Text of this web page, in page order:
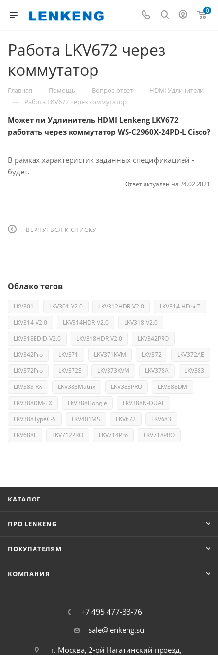
0
Работа LKV672 через
коммутатор
Главная — Помощь — Вопрос-ответ — HDMI Удлинители
— Работа LKV672 через коммутатор
Может ли Удлинитель HDMI Lenkeng LKV672
работать через коммутатор WS-C2960X-24PD-L Cisco?
В рамках характеристик заданных спецификацией -
будет.
Ответ актуален на 24.02.2021
ВЕРНУТЬСЯ К СПИСКУ
Облако тегов
LKV301 LKV301-V2.0 LKV312HDR-V2.0
LKV314-HDbitT
LKV314-V2.0
LKV314HDR-V2.0
LKV318-V2.0
LKV318EDID-V2.0
LKV318HDR-V2.0
LKV342PRO
LKV342Pro
LKV371 LKV371KVM LKV372
LKV372AE
LKV372Pro
LKV372S LKV373KVM LKV378A
LKV383
LKV383-RX
LKV383Matrix LKV383PRO
LKV388DM
LKV388DM-TX
LKV388Dongle
LKV388N-DUAL
LKV388TypeC-S
LKV401MS LKV672
LKV683
LKV688L
LKV712PRO LKV714Pro LKV718PRO
КАТАЛОГ
ПРО LENKENG
ПОКУПАТЕЛЯМ
КОМПАНИЯ
+7 495 477-33-76
sale@lenkeng.su
г. Москва, 2-ой Нагатинский проезд,